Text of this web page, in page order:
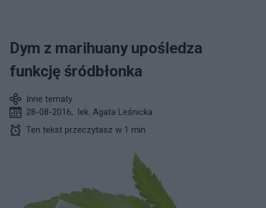
Dym z marihuany upośledza
funkcję śródbłonka
Inne tematy
28-08-2016, lek. Agata Leśnicka
Ten tekst przeczytasz w 1 min.